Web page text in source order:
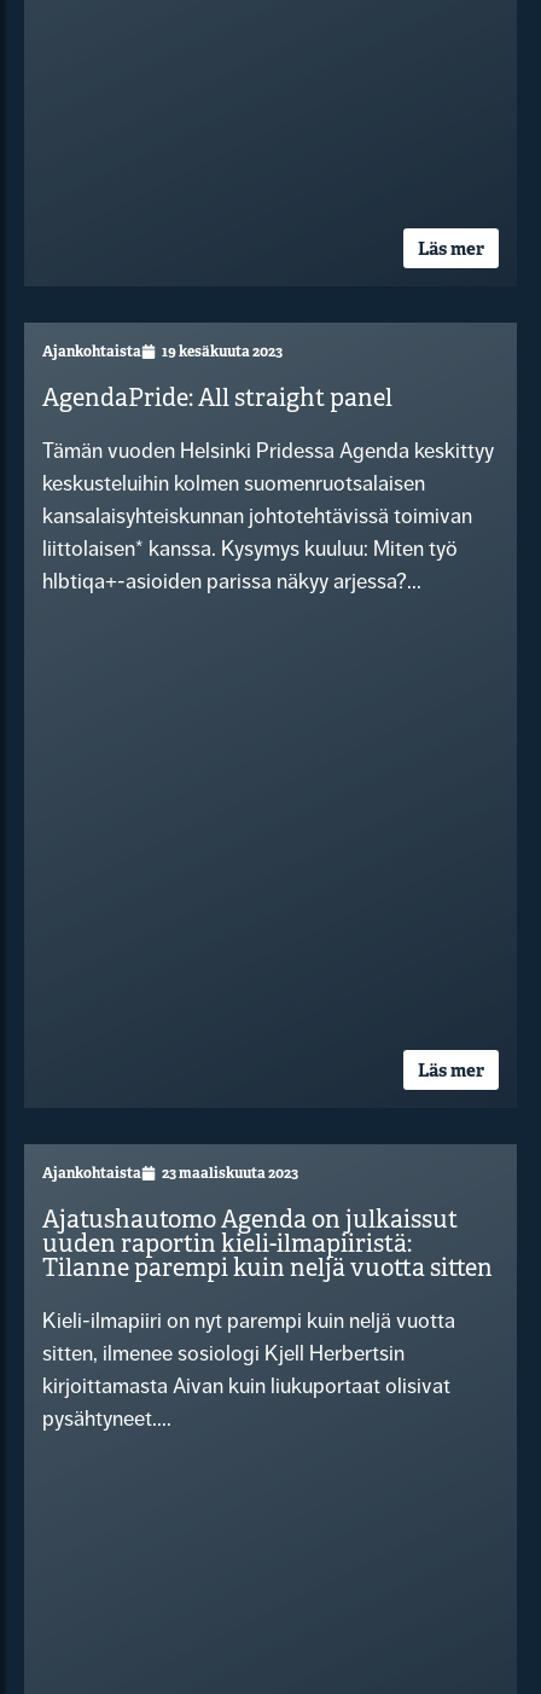
Läs mer
Ajankohtaista 19 kesäkuuta 2023
AgendaPride: All straight panel
Tämän vuoden Helsinki Pridessa Agenda keskittyy
keskusteluihin kolmen suomenruotsalaisen
kansalaisyhteiskunnan johtotehtävissä toimivan
liittolaisen* kanssa. Kysymys kuuluu: Miten työ
hlbtiqa+-asioiden parissa näkyy arjessa?...
Läs mer
Ajankohtaista 23 maaliskuuta 2023
Ajatushautomo Agenda on julkaissut
uuden raportin kieli-ilmapiiristä:
Tilanne parempi kuin neljä vuotta sitten
Kieli-ilmapiiri on nyt parempi kuin neljä vuotta
sitten, ilmenee sosiologi Kjell Herbertsin
kirjoittamasta Aivan kuin liukuportaat olisivat
pysähtyneet....